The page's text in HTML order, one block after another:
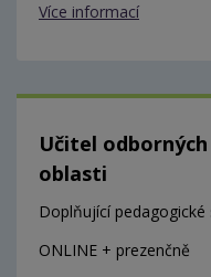
Více informací
Učitel
oblasti
Doplňující pedagogické
ONLINE + prezenčně